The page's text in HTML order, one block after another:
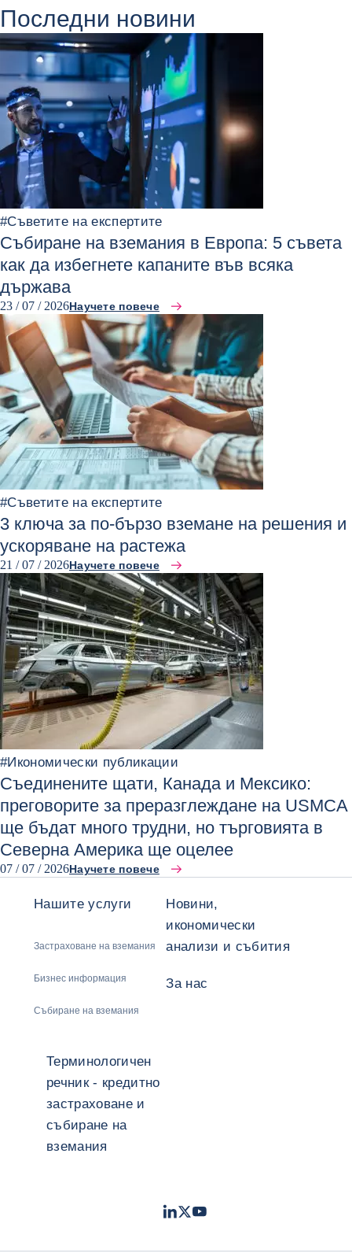
Последни новини
#Съветите на експертите
Събиране на вземания в Европа: 5 съвета
как да избегнете капаните във всяка
държава
23 / 07 / 2026Научете повече
#Съветите на експертите
3 ключа за по-бързо вземане на решения и
ускоряване на растежа
21 / 07 / 2026Научете повече
#Икономически публикации
Съединените щати, Канада и Мексико:
преговорите за преразглеждане на USMCA
ще бъдат много трудни, но търговията в
Северна Америка ще оцелее
07 / 07 / 2026Научете повече
Нашите услуги
Застраховане на вземания
Бизнес информация
Събиране на вземания
Новини,
икономически
анализи и събития
За нас
Терминологичен
речник - кредитно
застраховане и
събиране на
вземания
LinkedIn
TwitterYoutube